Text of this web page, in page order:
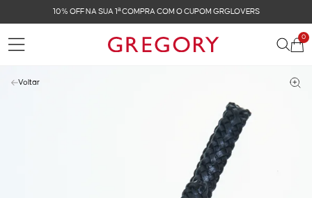
10% OFF NA SUA 1ª COMPRA COM O CUPOM GRGLOVERS
0
Voltar